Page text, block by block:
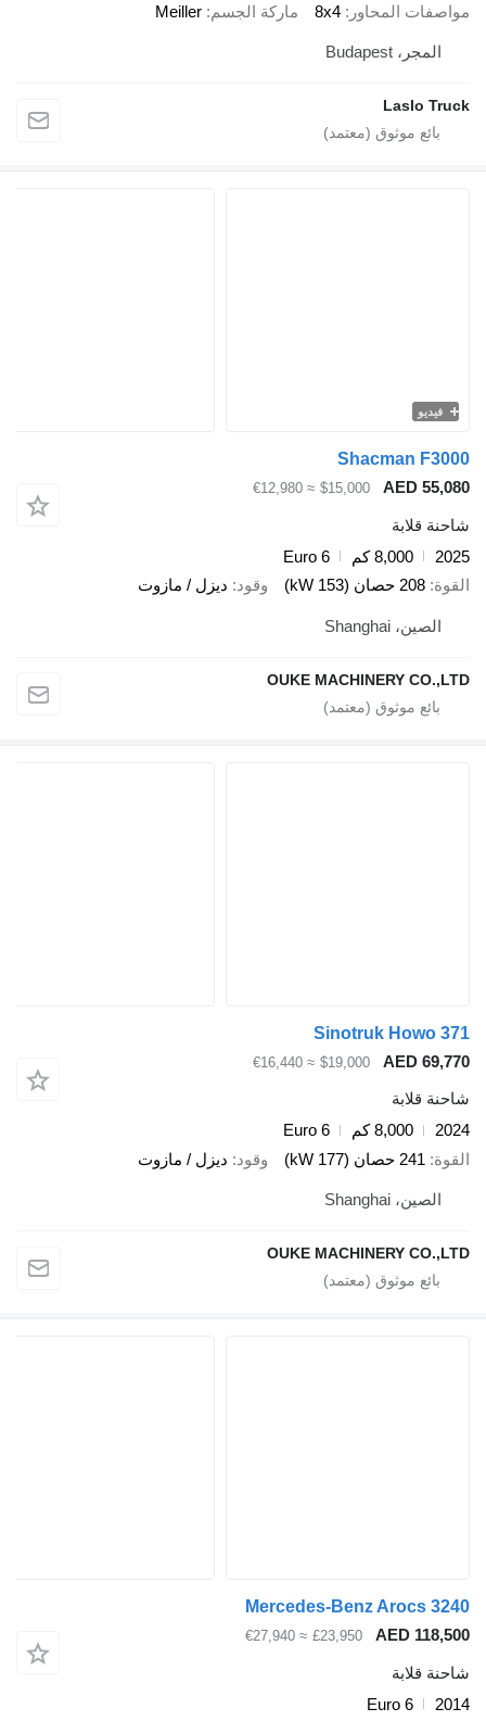
المحاور
8x4 ماركة الجسم Meiller
Laslo
Shacman
AED
$15,000
≈ €12,980
8,000 كم
Euro 6
208 حصان (153 kW)
وقود ديزل / مازوت
OUKE MACHINERY
Sinotruk
AED
$19,000
≈ €16,440
8,000 كم
Euro 6
241 حصان (177 kW)
وقود ديزل / مازوت
OUKE MACHINERY
Mercedes-Benz Arocs
AED
£23,950
≈ €27,940
Euro 6